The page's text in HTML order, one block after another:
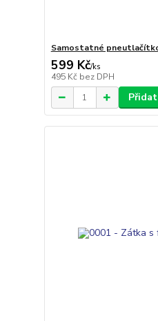
Samostatné
599 Kč/ks
495 Kč bez DPH